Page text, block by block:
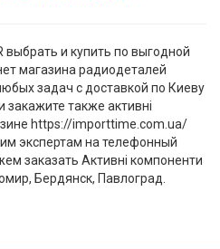
выбрать и купить по выгодной
магазина радиодеталей
задач с доставкой по Киеву
закажите также активні
https://importtime.com.ua/
экспертам на телефонный
заказать Активні компоненти
Бердянск, Павлоград.